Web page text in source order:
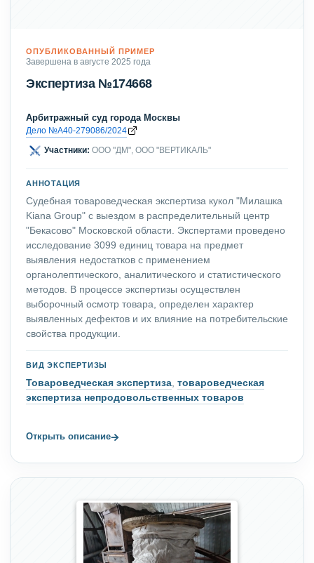
ОПУБЛИКОВАННЫЙ ПРИМЕР
Завершена в августе 2025 года
Экспертиза №174668
Арбитражный суд города Москвы
Дело №А40-279086/2024
Участники: ООО "ДМ", ООО "ВЕРТИКАЛЬ"
АННОТАЦИЯ
Судебная товароведческая экспертиза кукол "Милашка
Kiana Group" с выездом в распределительный центр
"Бекасово" Московской области. Экспертами проведено
исследование 3099 единиц товара на предмет
выявления недостатков с применением
органолептического, аналитического и статистического
методов. В процессе экспертизы осуществлен
выборочный осмотр товара, определен характер
выявленных дефектов и их влияние на потребительские
свойства продукции.
ВИД ЭКСПЕРТИЗЫ
Товароведческая экспертиза, товароведческая
экспертиза непродовольственных товаров
Открыть описание→